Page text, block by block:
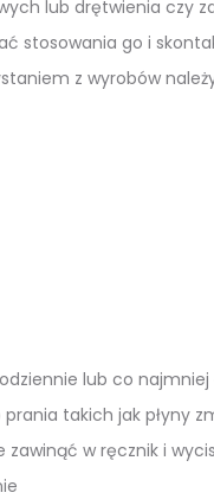
lub drętwienia czy
stosowania go i
z wyrobów
lub co
takich jak płyny
zawinąć w ręcznik i